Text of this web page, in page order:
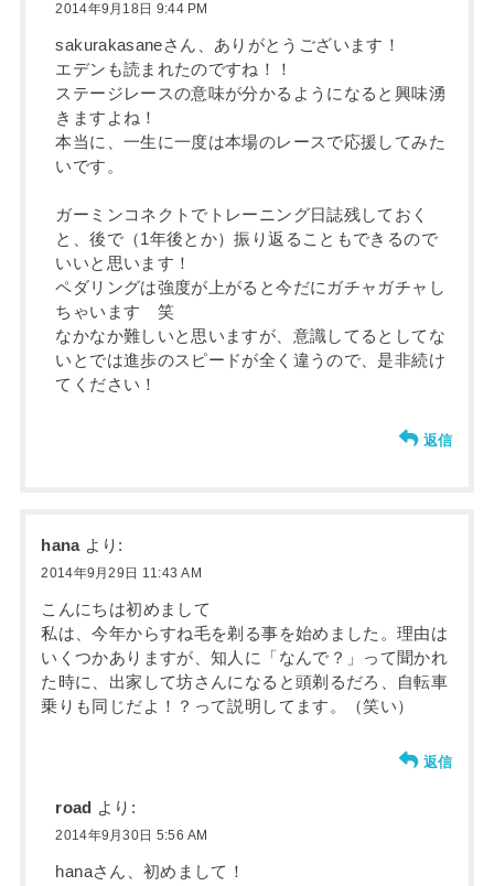
2014年9月18日 9:44 PM
sakurakasaneさん、ありがとうございます！
エデンも読まれたのですね！！
ステージレースの意味が分かるようになると興味湧
きますよね！
本当に、一生に一度は本場のレースで応援してみた
いです。
ガーミンコネクトでトレーニング日誌残しておく
と、後で（1年後とか）振り返ることもできるので
いいと思います！
ペダリングは強度が上がると今だにガチャガチャし
ちゃいます 笑
なかなか難しいと思いますが、意識してるとしてな
いとでは進歩のスピードが全く違うので、是非続け
てください！
返信
hana より:
2014年9月29日 11:43 AM
こんにちは初めまして
私は、今年からすね毛を剃る事を始めました。理由は
いくつかありますが、知人に「なんで？」って聞かれ
た時に、出家して坊さんになると頭剃るだろ、自転車
乗りも同じだよ！？って説明してます。（笑い）
返信
road より:
2014年9月30日 5:56 AM
hanaさん、初めまして！